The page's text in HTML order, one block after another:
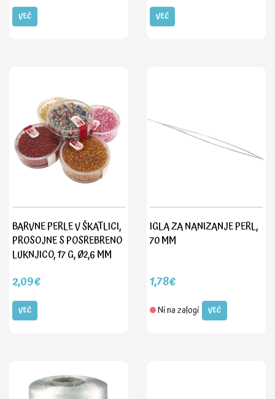
VEČ VEČ
BARVNE PERLE V ŠKATLICI,
PROSOJNE S POSREBRENO
LUKNJICO, 17 G, Ø2,6 MM
2,09€
VEČ
IGLA ZA NANIZANJE PERL,
70 MM
1,78€
Ni na zalogi VEČ